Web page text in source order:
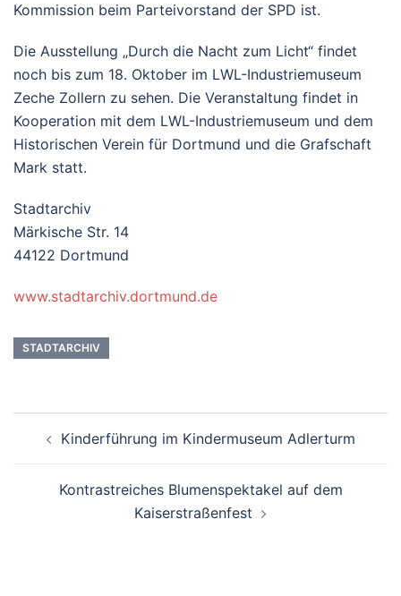
Kommission beim Parteivorstand der SPD ist.
Die Ausstellung „Durch die Nacht zum Licht“ findet
noch bis zum 18. Oktober im LWL-Industriemuseum
Zeche Zollern zu sehen. Die Veranstaltung findet in
Kooperation mit dem LWL-Industriemuseum und dem
Historischen Verein für Dortmund und die Grafschaft
Mark statt.
Stadtarchiv
Märkische Str. 14
44122 Dortmund
www.stadtarchiv.dortmund.de
STADTARCHIV
Navigation
Kinderführung im Kindermuseum Adlerturm
Kontrastreiches Blumenspektakel auf dem
Kaiserstraßenfest